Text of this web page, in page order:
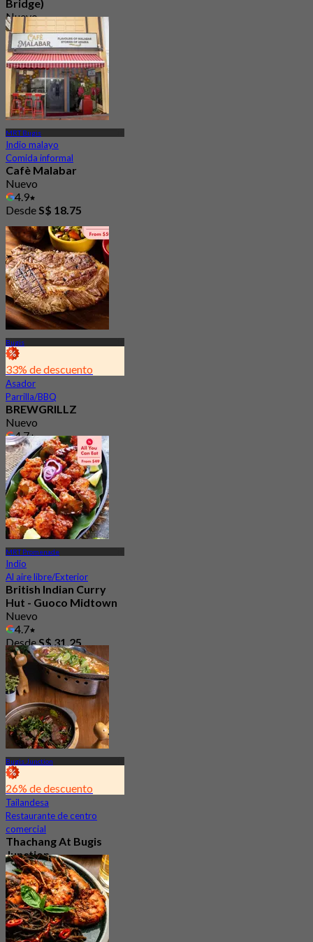
Bridge)
Nuevo
4.8
DesdeS$ 29
MRT Bugis
Indio malayo
Comida informal
Cafè Malabar
Nuevo
4.9
DesdeS$ 18.75
Bugis
33% de descuento
Asador
Parrilla/BBQ
BREWGRILLZ
Nuevo
4.7
DesdeS$ 31.25
MRT Promenade
Indio
Al aire libre/Exterior
British Indian Curry
Hut - Guoco Midtown
Nuevo
4.7
DesdeS$ 31.25
Bugis Junction
26% de descuento
Tailandesa
Restaurante de centro
comercial
Thachang At Bugis
Junction
3.4
87 Reservado
DesdeS$ 17